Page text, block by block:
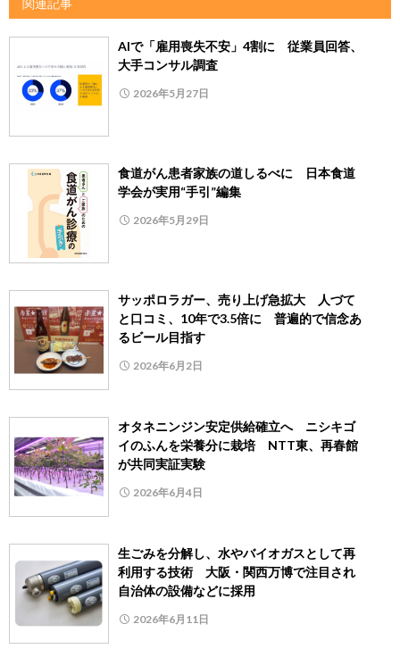
関連記事
AIで「雇用喪失不安」4割に 従業員回答、
大手コンサル調査
2026年5月27日
食道がん患者家族の道しるべに 日本食道
学会が実用“手引”編集
2026年5月29日
サッポロラガー、売り上げ急拡大 人づて
と口コミ、10年で3.5倍に 普遍的で信念あ
るビール目指す
2026年6月2日
オタネニンジン安定供給確立へ ニシキゴ
イのふんを栄養分に栽培 NTT東、再春館
が共同実証実験
2026年6月4日
生ごみを分解し、水やバイオガスとして再
利用する技術 大阪・関西万博で注目され
自治体の設備などに採用
2026年6月11日